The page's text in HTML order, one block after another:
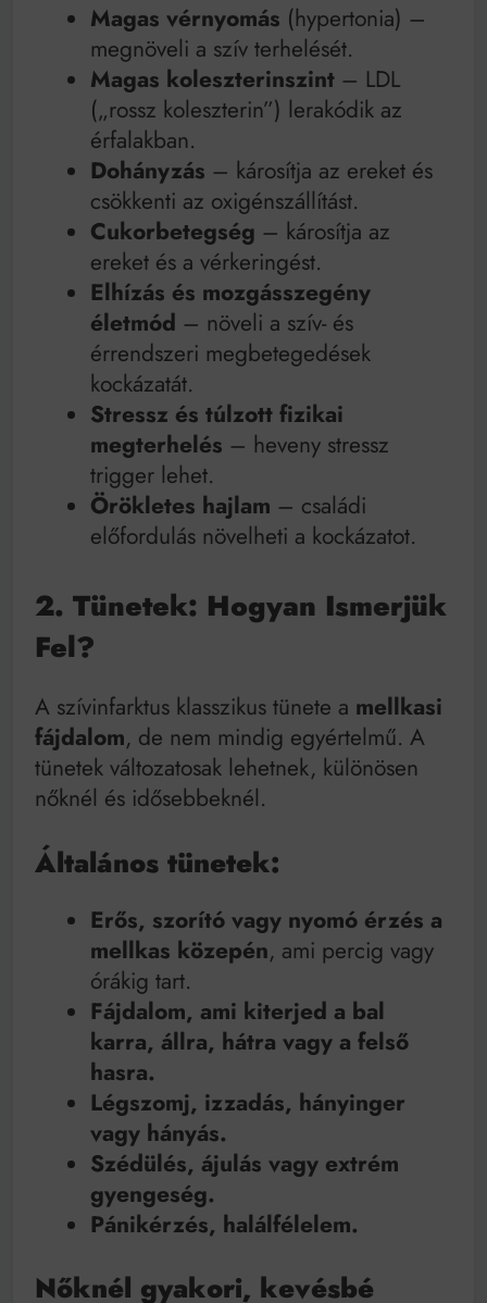
Magas vérnyomás (hypertonia) –
megnöveli a szív terhelését.
Magas koleszterinszint– LDL
(„rossz koleszterin”) lerakódik az
érfalakban.
Dohányzás – károsítja az ereket és
csökkenti az oxigénszállítást.
Cukorbetegség – károsítja az
ereket és a vérkeringést.
Elhízás és mozgásszegény
életmód – növeli a szív- és
érrendszeri megbetegedések
kockázatát.
Stressz és túlzott fizikai
megterhelés – heveny stressz
trigger lehet.
Örökletes hajlam – családi
előfordulás növelheti a kockázatot.
2. Tünetek: Hogyan Ismerjük
Fel?
A szívinfarktus klasszikus tünete a mellkasi
fájdalom, de nem mindig egyértelmű. A
tünetek változatosak lehetnek, különösen
nőknél és idősebbeknél.
Általános tünetek:
Erős, szorító vagy nyomó érzés a
mellkas közepén, ami percig vagy
órákig tart.
Fájdalom, ami kiterjed a bal
karra, állra, hátra vagy a felső
hasra.
Légszomj, izzadás, hányinger
vagy hányás.
Szédülés, ájulás vagy extrém
gyengeség.
Pánikérzés, halálfélelem.
Nőknél gyakori, kevésbé